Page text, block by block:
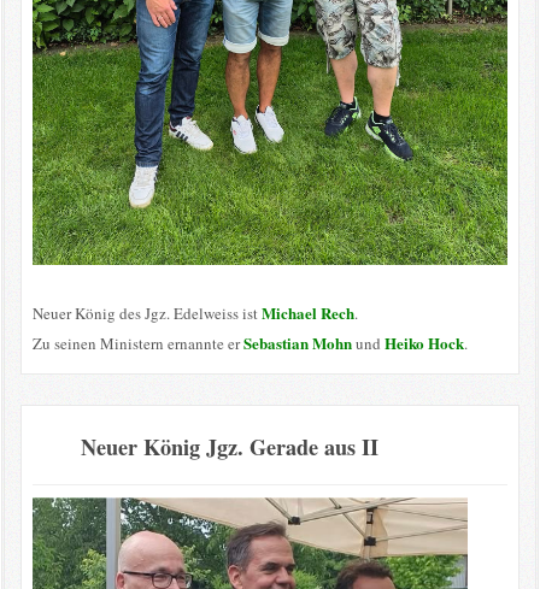
Neuer König des Jgz. Edelweiss istMichael Rech.
Zu seinen Ministern ernannte erSebastian Mohnund Heiko Hock.
Neuer König Jgz. Gerade aus II